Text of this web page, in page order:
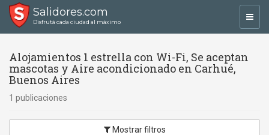
Salidores.com
Disfrutá cada ciudad al máximo
Alojamientos 1 estrella con Wi-Fi, Se aceptan
mascotas y Aire acondicionado en Carhué,
Buenos Aires
1 publicaciones
Mostrar filtros